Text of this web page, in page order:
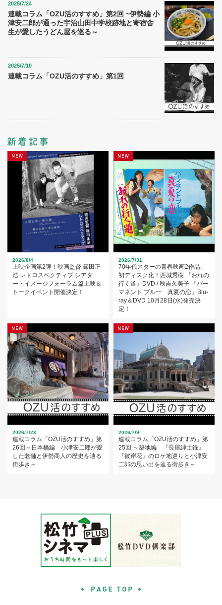
2025/7/24
連載コラム「OZU活のすすめ」第2回 ~伊勢編 小
津安二郎が通った宇治山田中学校跡地と寄宿舎
生が愛したうどん屋を巡る～
2025/7/10
連載コラム「OZU活のすすめ」第1回
2026/8/4
上映企画第2弾！映画監督 篠田正
浩 レトロスペクティブ シアタ
ー・イメージフォーラム篇上映＆
トークイベント開催決定！
2026/7/31
70年代スターの青春映画2作品、
初ディスク化！西城秀樹 『おれの
行く道』DVD / 秋吉久美子 『パー
マネント ブルー 真夏の恋』Blu-
ray＆DVD 10月28日(水)発売決
定！
2026/7/23
連載コラム「OZU活のすすめ」第
26回～日本橋編 小津安二郎が愛
した老舗と伊勢商人の歴史を辿る
街歩き～
2026/7/9
連載コラム「OZU活のすすめ」第
25回 ～築地編 『長屋紳士録』
『彼岸花』のロケ地巡りと小津安
二郎の思い出を辿る街歩き～